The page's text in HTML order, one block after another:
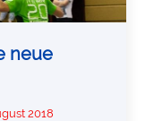
neue
2018